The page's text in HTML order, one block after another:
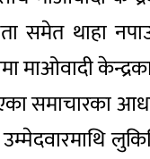
समेत थाहा
माओवादी
समाचारका